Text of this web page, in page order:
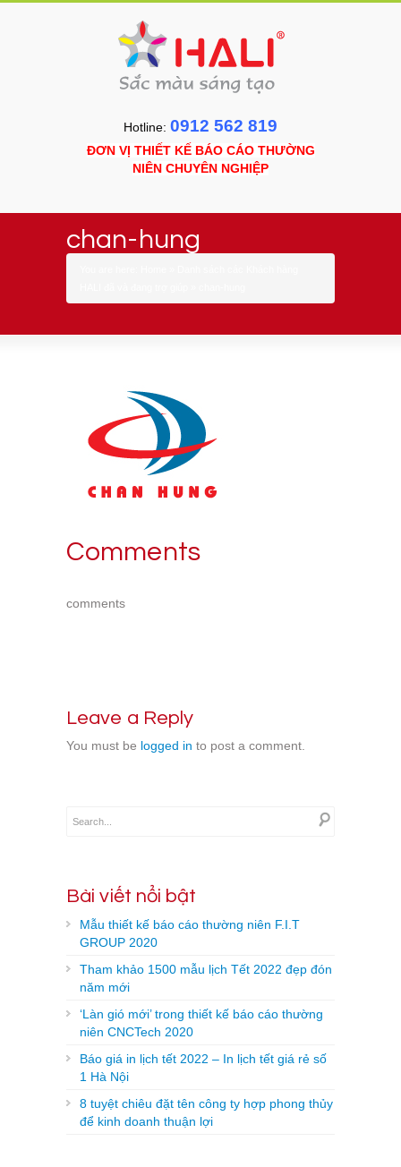
Hotline: 0912 562 819
ĐƠN VỊ THIẾT KẾ BÁO CÁO THƯỜNG
NIÊN CHUYÊN NGHIỆP
chan-hung
Comments
comments
Leave a Reply
You must be logged in to post a comment.
Bài viết nổi bật
Mẫu thiết kế báo cáo thường niên F.I.T
GROUP 2020
Tham khảo 1500 mẫu lịch Tết 2022 đẹp đón
năm mới
‘Làn gió mới’ trong thiết kế báo cáo thường
niên CNCTech 2020
Báo giá in lịch tết 2022 – In lịch tết giá rẻ số
1 Hà Nội
8 tuyệt chiêu đặt tên công ty hợp phong thủy
để kinh doanh thuận lợi